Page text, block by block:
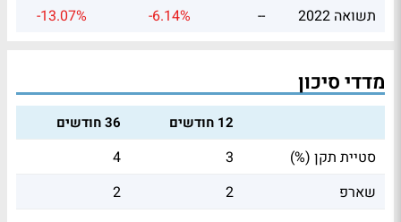
תשואה 2022
--
-6.14%
-13.07%
מדדי סיכון
12 חודשים 36 חודשים
סטיית תקן (%) 3
4
שארפ
2
2